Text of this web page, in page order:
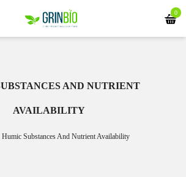
0
AND NUTRIENT
AVAILABILITY
Humic Substances And Nutrient Availability